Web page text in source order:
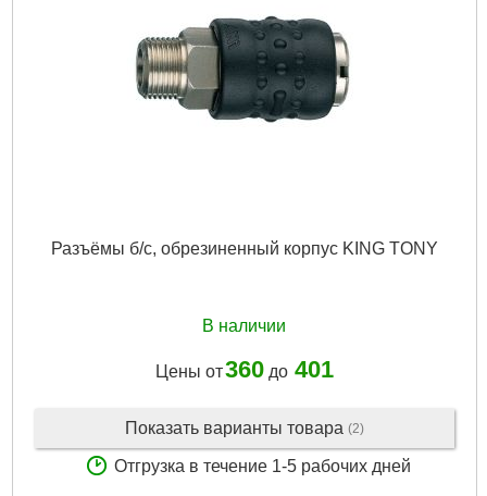
Разъёмы б/с, обрезиненный корпус KING TONY
В наличии
Цены от360до 401
Показать варианты товара (2)
Отгрузка в течение 1-5 рабочих дней